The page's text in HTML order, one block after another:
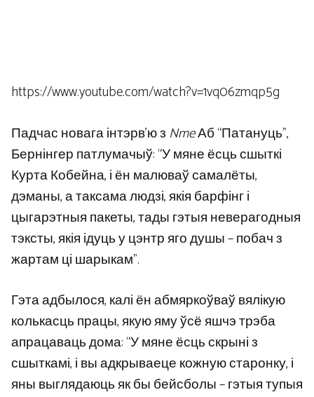
https://www.youtube.com/watch?v=1vq06zmqp5g
Падчас новага інтэрв’ю з NmeАб “Патануць”,
Бернінгер патлумачыў: “У мяне ёсць сшыткі
Курта Кобейна, і ён малюваў самалёты,
дэманы, а таксама людзі, якія барфінг і
цыгарэтныя пакеты, тады гэтыя неверагодныя
тэксты, якія ідуць у цэнтр яго душы – побач з
жартам ці шарыкам”.
Гэта адбылося, калі ён абмяркоўваў вялікую
колькасць працы, якую яму ўсё яшчэ трэба
апрацаваць дома: “У мяне ёсць скрыні з
сшыткамі, і вы адкрываеце кожную старонку, і
яны выглядаюць як бы бейсболы – гэтыя тупыя